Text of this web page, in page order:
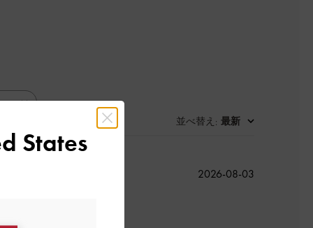
並べ替え : 最新
公
2026-08-03
States